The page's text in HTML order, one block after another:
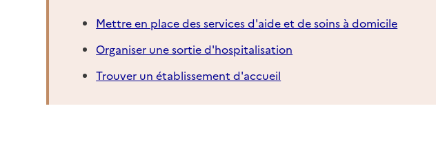
Mettre en place des services d'aide et de soins à domicile
Organiser une sortie d'hospitalisation
Trouver un établissement d'accueil